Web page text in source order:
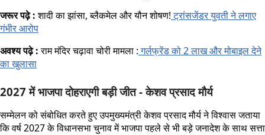
जरूर पढ़े :शादी का झांसा, ब्लैकमेल और यौन शोषण!ट्रांसजेंडर युवती ने लगाए
गंभीर आरोप
अवश्य पढ़े :राम मंदिर चढ़ावा चोरी मामला :गर्लफ्रेंड को 2 लाख और मोबाइल देने
का खुलासा
2027 में भाजपा दोहराएगी बड़ी जीत - केशव प्रसाद मौर्य
सम्मेलन को संबोधित करते हुए उपमुख्यमंत्री केशव प्रसाद मौर्य ने विश्वास जताया
कि वर्ष 2027 के विधानसभा चुनाव में भाजपा पहले से भी बड़े जनादेश के साथ सत्ता